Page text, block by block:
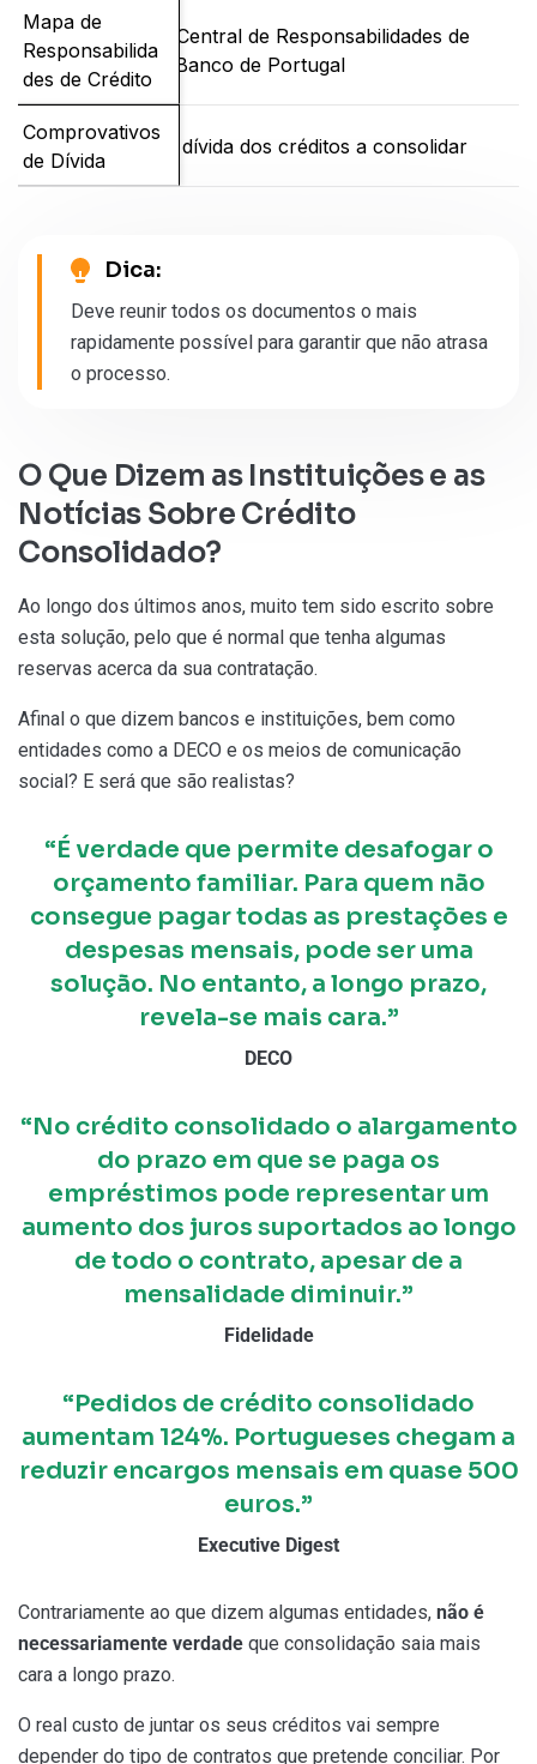
Mapa de
Responsabilida
des de Crédito
Obtido através da Central de Responsabilidades de
Crédito do site do Banco de Portugal
Comprovativos
de Dívida
Comprovativos de dívida dos créditos a consolidar
Dica:
Deve reunir todos os documentos o mais
rapidamente possível para garantir que não atrasa
o processo.
O Que Dizem as Instituições e as
Notícias Sobre Crédito
Consolidado?
Ao longo dos últimos anos, muito tem sido escrito sobre
esta solução, pelo que é normal que tenha algumas
reservas acerca da sua contratação.
Afinal o que dizem bancos e instituições, bem como
entidades como a DECO e os meios de comunicação
social? E será que são realistas?
“É verdade que permite desafogar o
orçamento familiar. Para quem não
consegue pagar todas as prestações e
despesas mensais, pode ser uma
solução. No entanto, a longo prazo,
revela-se mais cara.”
DECO
“No crédito consolidado o alargamento
do prazo em que se paga os
empréstimos pode representar um
aumento dos juros suportados ao longo
de todo o contrato, apesar de a
mensalidade diminuir.”
Fidelidade
“Pedidos de crédito consolidado
aumentam 124%. Portugueses chegam a
reduzir encargos mensais em quase 500
euros.”
Executive Digest
Contrariamente ao que dizem algumas entidades, não é
necessariamente verdade que consolidação saia mais
cara a longo prazo.
O real custo de juntar os seus créditos vai sempre
depender do tipo de contratos que pretende conciliar. Por